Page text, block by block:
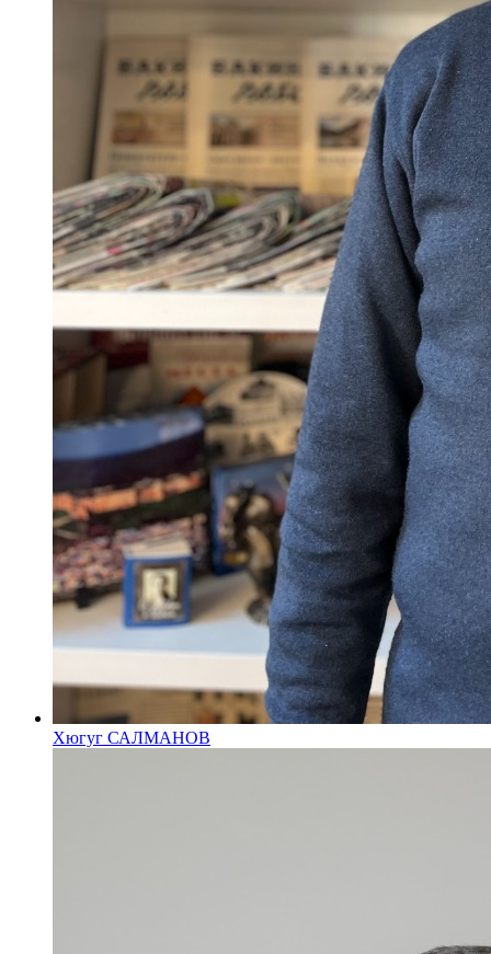
Хюгуг САЛМАНОВ